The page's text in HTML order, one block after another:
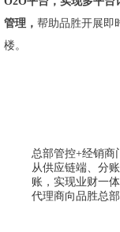
管理， 帮助品胜开展即
楼。
总部管控+经销商
从供应链端、分
账，实现业财一
代理商向品胜总